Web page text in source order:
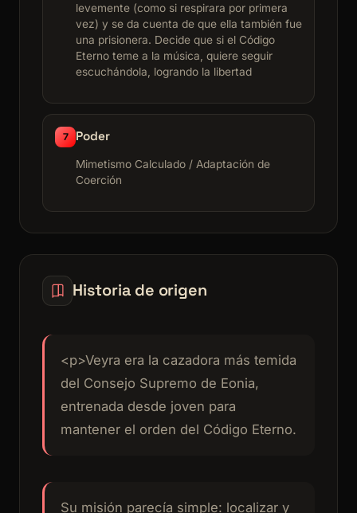
levemente (como si respirara por primera
vez) y se da cuenta de que ella también fue
una prisionera. Decide que si el Código
Eterno teme a la música, quiere seguir
escuchándola, logrando la libertad
7 Poder
Mimetismo Calculado / Adaptación de
Coerción
Historia de origen
<p>Veyra era la cazadora más temida
del Consejo Supremo de Eonia,
entrenada desde joven para
mantener el orden del Código Eterno.
Su misión parecía simple: localizar y